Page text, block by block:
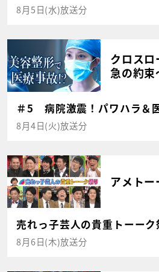
8月5日(水)放送分
クロス
急の約束
＃5 病院激震！パワハラ＆
8月4日(火)放送分
アメトー
売れっ子芸人の貴重トーー
8月6日(木)放送分